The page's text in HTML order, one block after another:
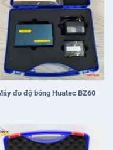
Máy đo độ bóng Huatec BZ45